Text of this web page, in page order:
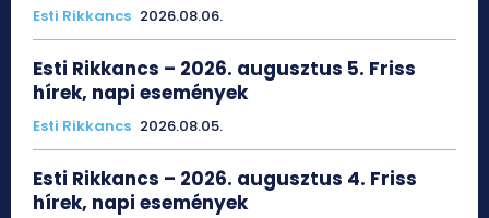
Esti Rikkancs 2026.08.06.
Esti Rikkancs – 2026. augusztus 5. Friss
hírek, napi események
Esti Rikkancs 2026.08.05.
Esti Rikkancs – 2026. augusztus 4. Friss
hírek, napi események